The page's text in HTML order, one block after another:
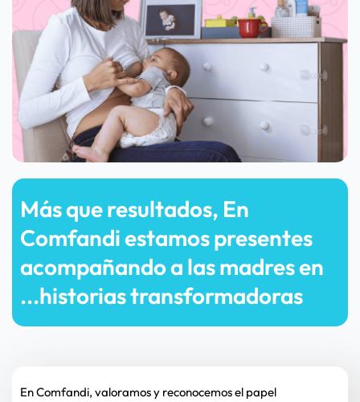
Más que resultados, En
Comfandi estamos presentes
acompañando a las madres en
...historias transformadoras
En Comfandi, valoramos y reconocemos el papel